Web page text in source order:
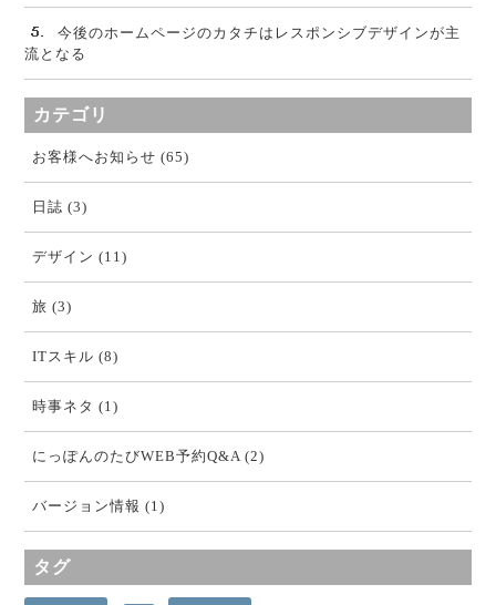
今後のホームページのカタチはレスポンシブデザインが主
流となる
カテゴリ
お客様へお知らせ (65)
日誌 (3)
デザイン (11)
旅 (3)
ITスキル (8)
時事ネタ (1)
にっぽんのたびWEB予約Q&A (2)
バージョン情報 (1)
タグ